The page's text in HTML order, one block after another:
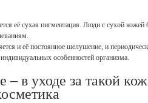
её сухая пигментация. Люди с сухой
и её постоянное шелушение, и
особенностей организма.
– в уходе за такой